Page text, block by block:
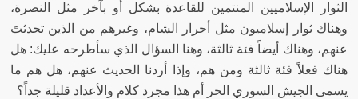
الثوار الإسلاميين المنتمين للقاعدة بشكل أو بآخر مثل النصرة،
وهناك ثوار إسلاميون مثل أحرار الشام، وغيرهم من الذين تحدثتَ
عنهم، وهناك أيضاً فئة ثالثة، وهنا السؤال الذي سأطرحه عليك: هل
هناك فعلاً فئة ثالثة ومن هم، وإذا أردنا الحديث عنهم، هل هم ما
يسمى الجيش السوري الحر أم هذا مجرد كلام والأعداد قليلة جداً؟